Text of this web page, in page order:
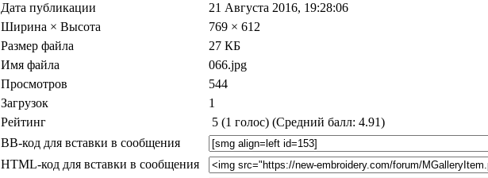
Дата публикации
21 Августа 2016, 19:28:06
Ширина × Высота
769 × 612
Размер файла
27 КБ
Имя файла
066.jpg
Просмотров
544
Загрузок
1
Рейтинг
5 (1 голос) (Средний балл: 4.91)
BB-код для вставки в сообщения
HTML-код для вставки в сообщения